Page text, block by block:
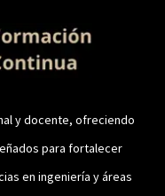
y docente, ofreciendo
para fortalecer
en ingeniería y áreas